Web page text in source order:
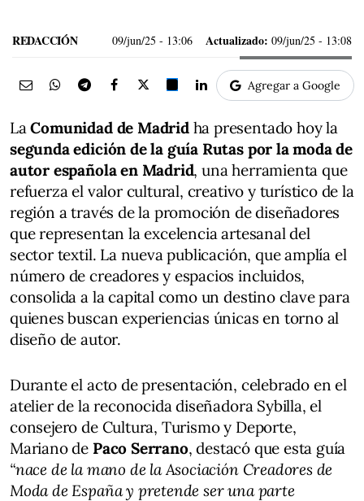
REDACCIÓN 09/jun/25 - 13:06 Actualizado: 09/jun/25 - 13:08
Agregar a Google
LaComunidad de Madridha presentado hoy la
segunda edición de la guía Rutas por la moda de
autor española en Madrid, una herramienta que
refuerza el valor cultural, creativo y turístico de la
región a través de la promoción de diseñadores
que representan la excelencia artesanal del
sector textil. La nueva publicación, que amplía el
número de creadores y espacios incluidos,
consolida a la capital como un destino clave para
quienes buscan experiencias únicas en torno al
diseño de autor.
Durante el acto de presentación, celebrado en el
atelier de la reconocida diseñadora Sybilla, el
consejero de Cultura, Turismo y Deporte,
Mariano de Paco Serrano, destacó que esta guía
“nace de la mano de la Asociación Creadores de
Moda de España y pretende ser una parte